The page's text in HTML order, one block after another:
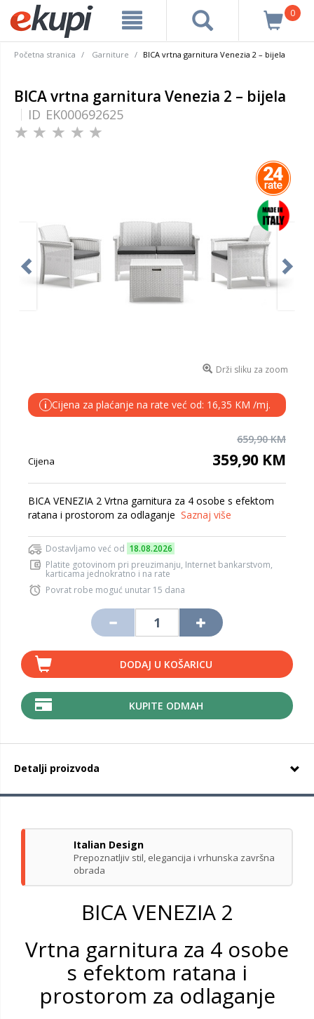
0
Početna stranica Garniture BICA vrtna garnitura Venezia 2 – bijela
BICA vrtna garnitura Venezia 2 – bijela
ID EK000692625
Drži sliku za zoom
i Cijena za plaćanje na rate već od: 16,35 KM /mj.
659,90 KM
Cijena 359,90 KM
BICA VENEZIA 2 Vrtna garnitura za 4 osobe s efektom
ratana i prostorom za odlaganje Saznaj više
Dostavljamo već od 18.08.2026
Platite gotovinom pri preuzimanju, Internet bankarstvom,
karticama jednokratno i na rate
Povrat robe moguć unutar 15 dana
DODAJ U KOŠARICU
KUPITE ODMAH
Detalji proizvoda
Italian Design
Prepoznatljiv stil, elegancija i vrhunska završna
obrada
BICA VENEZIA 2
Vrtna garnitura za 4 osobe
s efektom ratana i
prostorom za odlaganje